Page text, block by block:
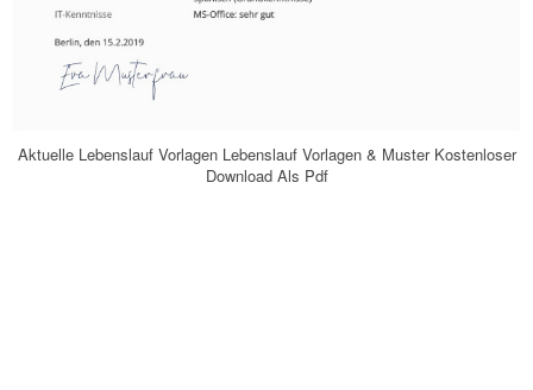
Aktuelle Lebenslauf Vorlagen Lebenslauf Vorlagen & Muster Kostenloser
Download Als Pdf